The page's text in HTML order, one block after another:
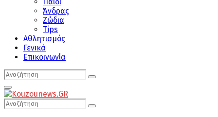
Άνδρας
Ζώδια
Tips
Αθλητισμός
Γενικά
Επικοινωνία
Search
for:
Search
Primary
Menu
Search
for:
Search